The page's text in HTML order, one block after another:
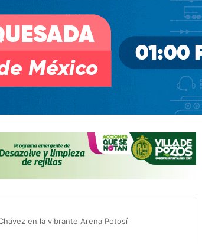
en la vibrante Arena Potosí